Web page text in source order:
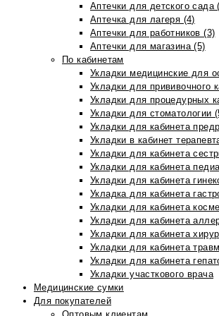
Аптечки для детского сада
Аптечка для лагеря (4)
Аптечки для работников (3)
Аптечки для магазина (5)
По кабинетам
Укладки медицинские для
Укладки для прививочного
Укладки для процедурных
Укладки для стоматологии
Укладки для кабинета
Укладки в кабинет
Укладки для кабинета
Укладки для кабинета
Укладки для кабинета
Укладка для кабинета
Укладки для кабинета
Укладки для кабинета
Укладки для кабинета
Укладки для кабинета
Укладки для кабинета
Укладки участкового врача
Медицинские сумки
Для покупателей